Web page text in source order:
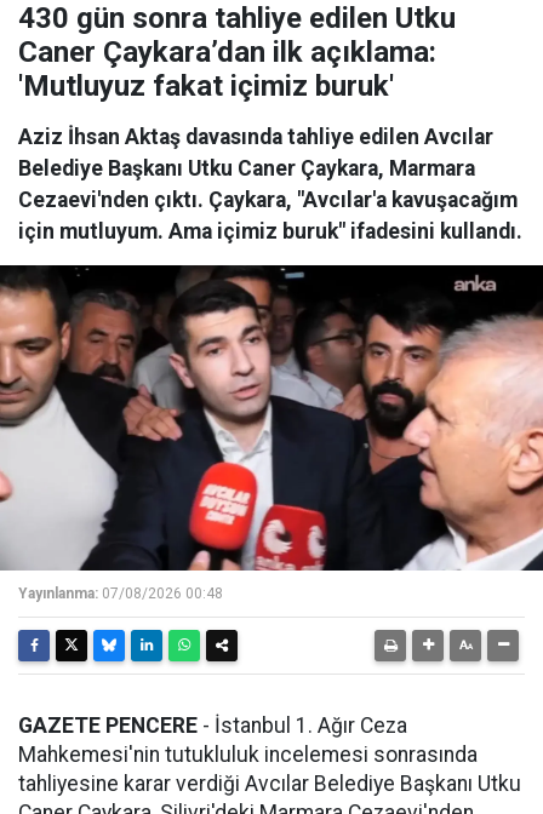
430 gün sonra tahliye edilen Utku
Caner Çaykara’dan ilk açıklama:
'Mutluyuz fakat içimiz buruk'
Aziz İhsan Aktaş davasında tahliye edilen Avcılar
Belediye Başkanı Utku Caner Çaykara, Marmara
Cezaevi'nden çıktı. Çaykara, "Avcılar'a kavuşacağım
için mutluyum. Ama içimiz buruk" ifadesini kullandı.
Yayınlanma: 07/08/2026 00:48
GAZETE PENCERE - İstanbul 1. Ağır Ceza
Mahkemesi'nin tutukluluk incelemesi sonrasında
tahliyesine karar verdiği Avcılar Belediye Başkanı Utku